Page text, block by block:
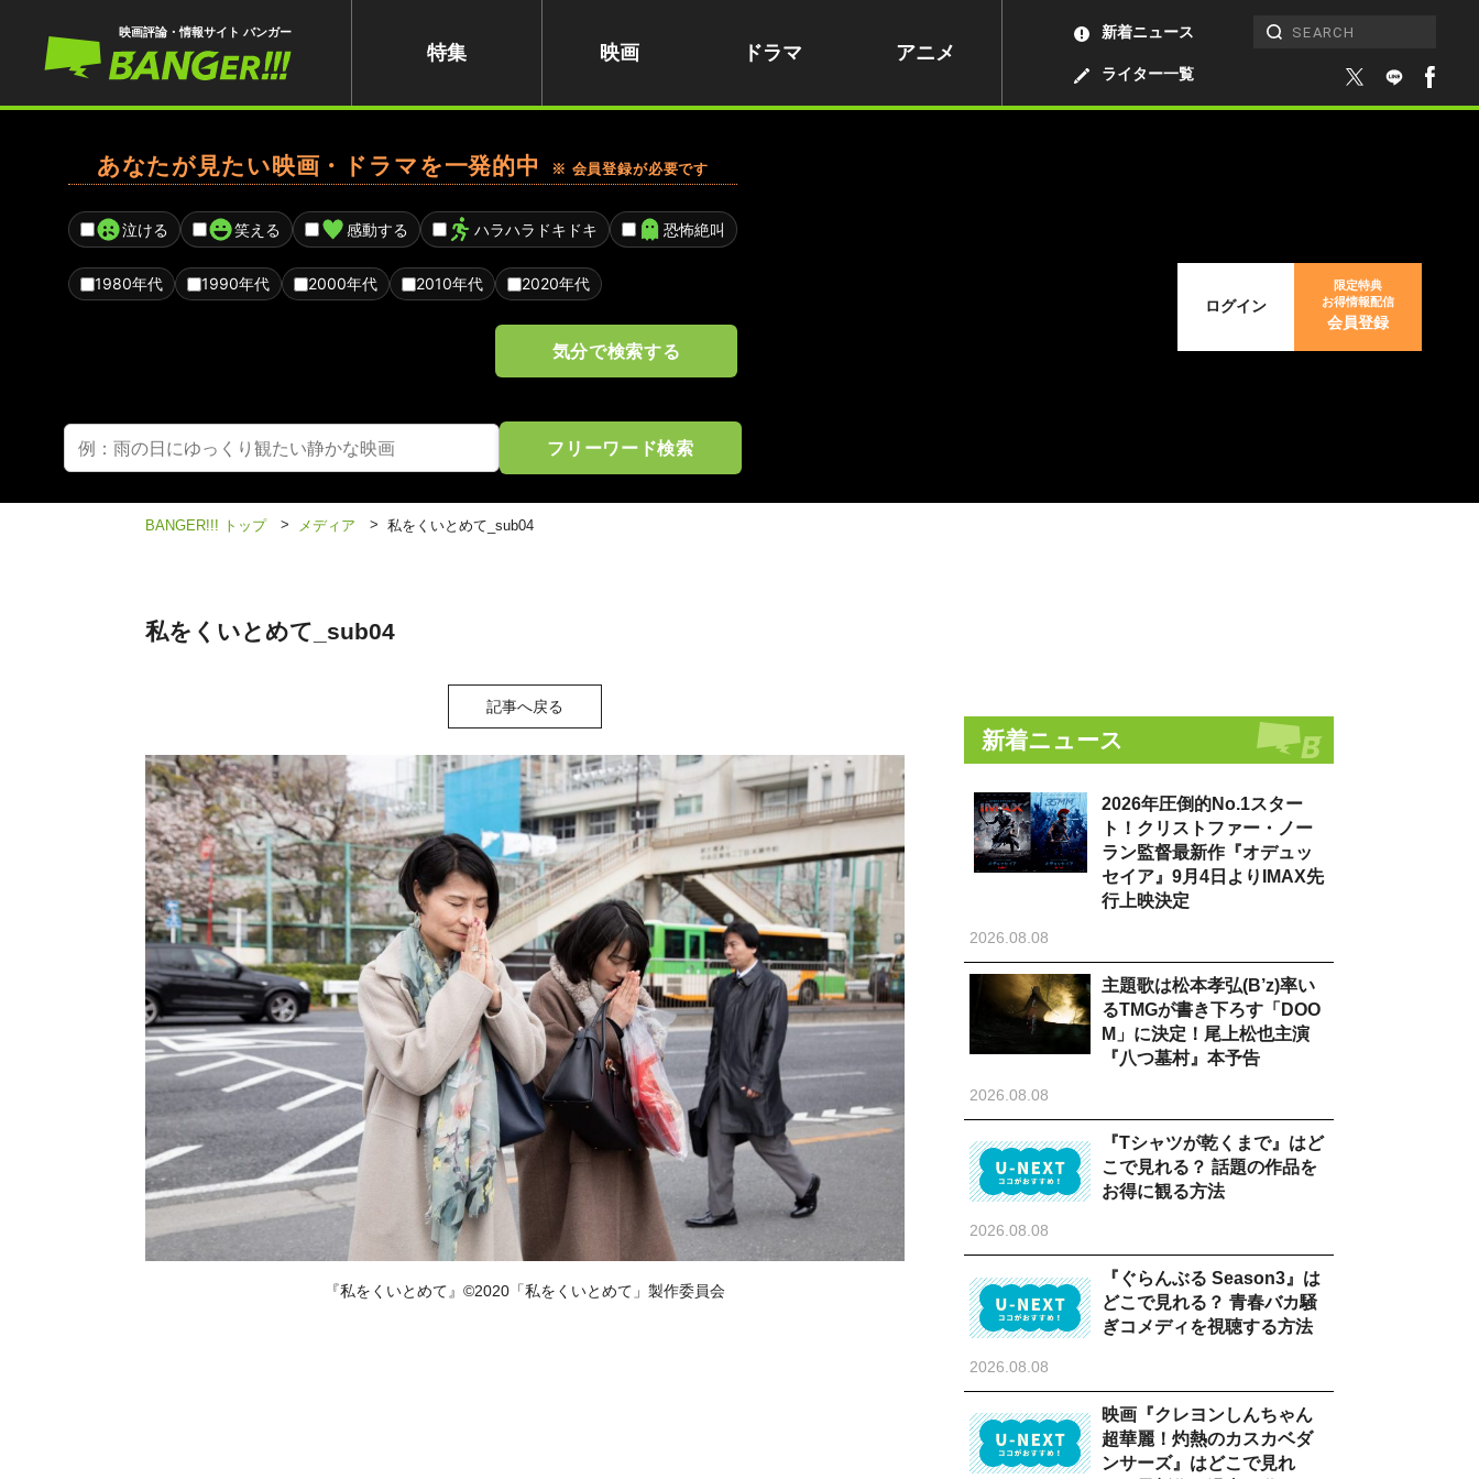
映画評論・情報サイト バンガー
特集 映画 ドラマ アニメ
ライター一覧
新着ニュース
あなたが見たい映画・ドラマを一発的中 ※ 会員登録が必要です
泣ける 笑える 感動する ハラハラドキドキ 恐怖絶叫
1980年代 1990年代 2000年代 2010年代 2020年代
気分で検索する
フリーワード検索
ログイン
限定特典
お得情報配信
会員登録
BANGER!!! トップ > メディア > 私をくいとめて_sub04
私をくいとめて_sub04
記事へ戻る
『私をくいとめて』©2020「私をくいとめて」製作委員会
新着ニュース
2026年圧倒的No.1スター
ト！クリストファー・ノー
ラン監督最新作『オデュッ
セイア』9月4日よりIMAX先
行上映決定
2026.08.08
主題歌は松本孝弘(B’z)率い
るTMGが書き下ろす「DOO
M」に決定！尾上松也主演
『八つ墓村』本予告
2026.08.08
『Tシャツが乾くまで』はど
こで見れる？ 話題の作品を
お得に観る方法
2026.08.08
『ぐらんぶる Season3』は
どこで見れる？ 青春バカ騒
ぎコメディを視聴する方法
2026.08.08
映画『クレヨンしんちゃん
超華麗！灼熱のカスカベダ
ンサーズ』はどこで見れ